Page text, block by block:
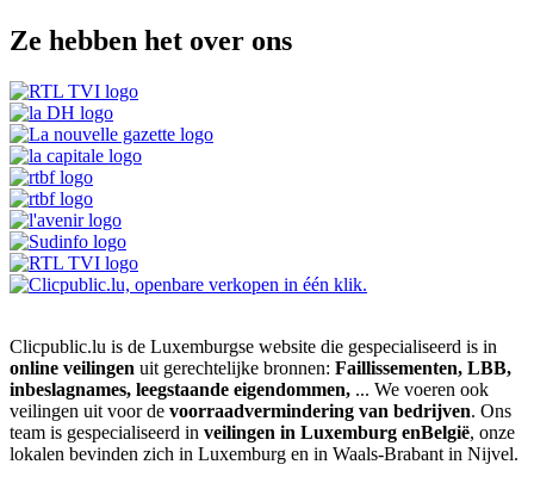
Ze hebben het over ons
Clicpublic.lu is de Luxemburgse website die gespecialiseerd is in
online veilingen uit gerechtelijke bronnen: Faillissementen, LBB,
inbeslagnames, leegstaande eigendommen, ... We voeren ook
veilingen uit voor de voorraadvermindering van bedrijven. Ons
team is gespecialiseerd in veilingen in Luxemburg enBelgië, onze
lokalen bevinden zich in Luxemburg en in Waals-Brabant in Nijvel.